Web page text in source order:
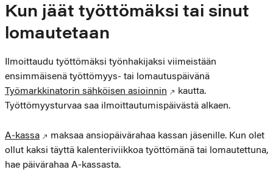
Kun jäät työttömäksi tai sinut
lomautetaan
Ilmoittaudu työttömäksi työnhakijaksi viimeistään
ensimmäisenä työttömyys- tai lomautuspäivänä
Työmarkkinatorin sähköisen asioinnin
kautta.
Työttömyysturvaa saa ilmoittautumispäivästä alkaen.
A-kassa
maksaa ansiopäivärahaa kassan jäsenille. Kun olet
ollut kaksi täyttä kalenteriviikkoa työttömänä tai lomautettuna,
hae päivärahaa A-kassasta.